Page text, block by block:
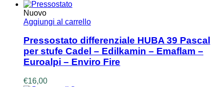
Nuovo
Aggiungi al carrello
Pressostato differenziale HUBA 39 Pascal
per stufe Cadel – Edilkamin – Emaflam –
Euroalpi – Enviro Fire
€16,00